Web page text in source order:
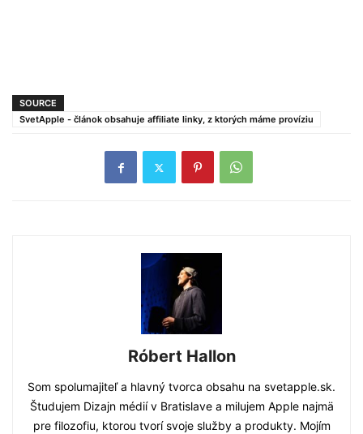
SOURCE
SvetApple - článok obsahuje affiliate linky, z ktorých máme províziu
Róbert Hallon
Som spolumajiteľ a hlavný tvorca obsahu na svetapple.sk.
Študujem Dizajn médií v Bratislave a milujem Apple najmä
pre filozofiu, ktorou tvorí svoje služby a produkty. Mojím